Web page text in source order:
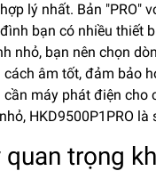
lý nhất. Bản "PRO"
bạn có nhiều thiết
nhỏ, bạn nên chọn
âm tốt, đảm bảo
cần máy phát điện
HKD9500P1PRO
quan trọng